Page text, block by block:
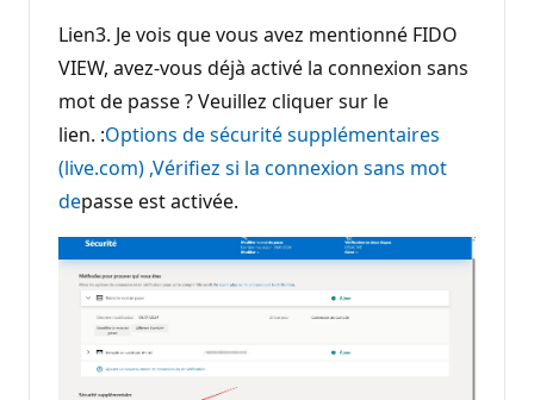
Lien3. Je vois que vous avez mentionné FIDO
VIEW, avez-vous déjà activé la connexion sans
mot de passe ? Veuillez cliquer sur le
lien. :Options de sécurité supplémentaires
(live.com) ,Vérifiez si la connexion sans mot
depasse est activée.